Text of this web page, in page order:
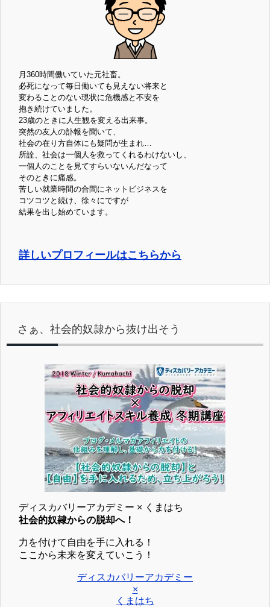
月360時間働いていた元社畜。
必死になって毎日働いても見えない将来と
変わることのない現状に危機感と不安を
抱き続けていました。
23歳のときに人生観を変える出来事。
突然の友人の訃報を聞いて、
社会の在り方自体にも疑問が生まれ…
所詮、社会は一個人を救ってくれるわけないし、
一個人のことを見てすらいないんだなって
そのときに痛感。
苦しい就業時間の合間にネットビジネスを
コツコツと続け、徐々にですが
結果を出し始めています。
詳しいプロフィールはこちらから
さぁ、社会的奴隷から抜け出そう
ディスカバリーアカデミー × くまはち
社会的奴隷からの脱却へ！
力を付けて自由を手に入れる！
ここから未来を変えていこう！
ディスカバリーアカデミー
×
くまはち